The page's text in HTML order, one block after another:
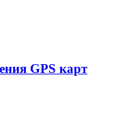
GPS карт